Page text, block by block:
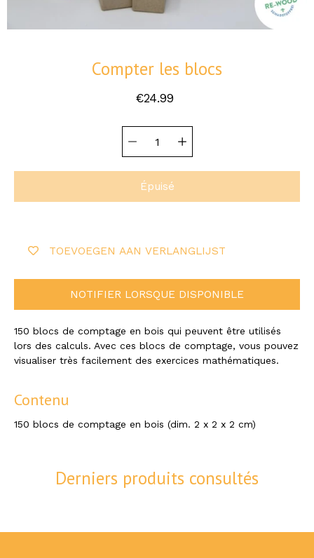
Compter les blocs
€24.99
une
variante
quantité
Épuisé
TOEVOEGEN AAN VERLANGLIJST
NOTIFIER LORSQUE DISPONIBLE
150 blocs de comptage en bois qui peuvent être utilisés
lors des calculs. Avec ces blocs de comptage, vous pouvez
visualiser très facilement des exercices mathématiques.
Contenu
150 blocs de comptage en bois (dim. 2 x 2 x 2 cm)
Derniers produits consultés